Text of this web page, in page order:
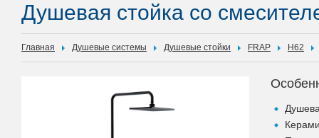
Душевая стойка со
Главная Душевые системы Душевые стойки FRAP H62